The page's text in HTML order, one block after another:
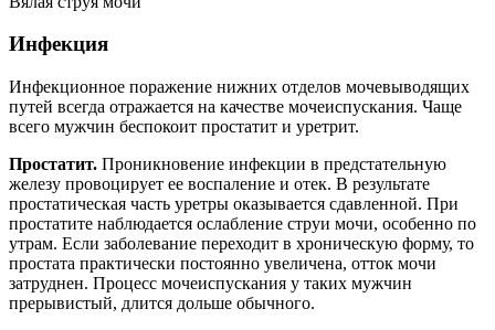
Инфекция
Инфекционное поражение нижних отделов мочевыводящих
путей всегда отражается на качестве мочеиспускания. Чаще
всего мужчин беспокоит простатит и уретрит.
Простатит. Проникновение инфекции в предстательную
железу провоцирует ее воспаление и отек. В результате
простатическая часть уретры оказывается сдавленной. При
простатите наблюдается ослабление струи мочи, особенно по
утрам. Если заболевание переходит в хроническую форму, то
простата практически постоянно увеличена, отток мочи
затруднен. Процесс мочеиспускания у таких мужчин
прерывистый, длится дольше обычного.